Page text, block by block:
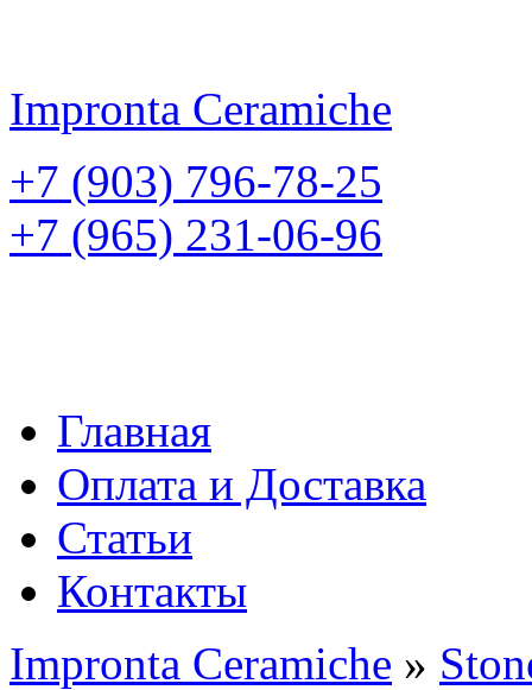
Impronta Ceramiche
+7 (903) 796-78-25
+7 (965) 231-06-96
Главная
Оплата и Доставка
Статьи
Контакты
Impronta Ceramiche »